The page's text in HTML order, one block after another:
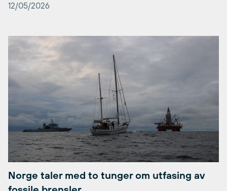
12/05/2026
Norge taler med to tunger om utfasing av